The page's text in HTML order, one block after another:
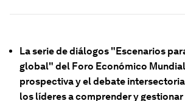
La serie de diálogos "Escenarios
global" del Foro Económico
prospectiva y el debate
los líderes a comprender y